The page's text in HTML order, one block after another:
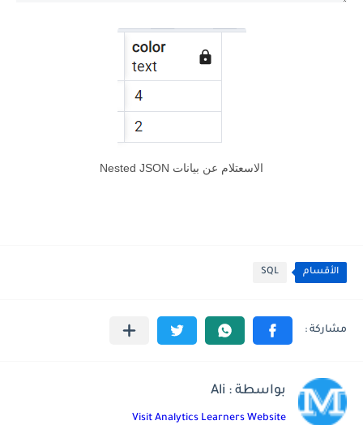
الاسعتلام عن بيانات Nested JSON
الأقسام SQL
بواسطة : Ali
Visit Analytics Learners Website